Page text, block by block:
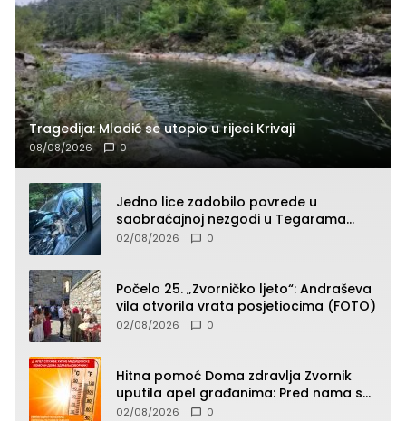
Tragedija: Mladić se utopio u rijeci Krivaji
08/08/2026 0
Jedno lice zadobilo povrede u
saobraćajnoj nezgodi u Tegarama
(FOTO)
02/08/2026 0
Počelo 25. „Zvorničko ljeto“: Andraševa
vila otvorila vrata posjetiocima (FOTO)
02/08/2026 0
Hitna pomoć Doma zdravlja Zvornik
uputila apel građanima: Pred nama su
temperature do 40°C, oprez zbog
02/08/2026 0